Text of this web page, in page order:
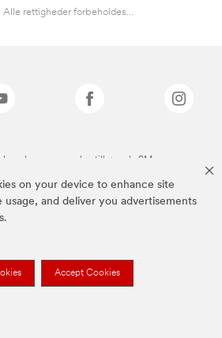
on your device to enhance site
usage, and deliver you advertisements
Accept Cookies
rettigheder forbeholdes...
brands er varemærker tilhørende 3M.